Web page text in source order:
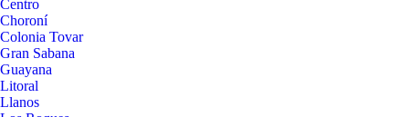
Centro
Choroní
Colonia Tovar
Gran Sabana
Guayana
Litoral
Llanos